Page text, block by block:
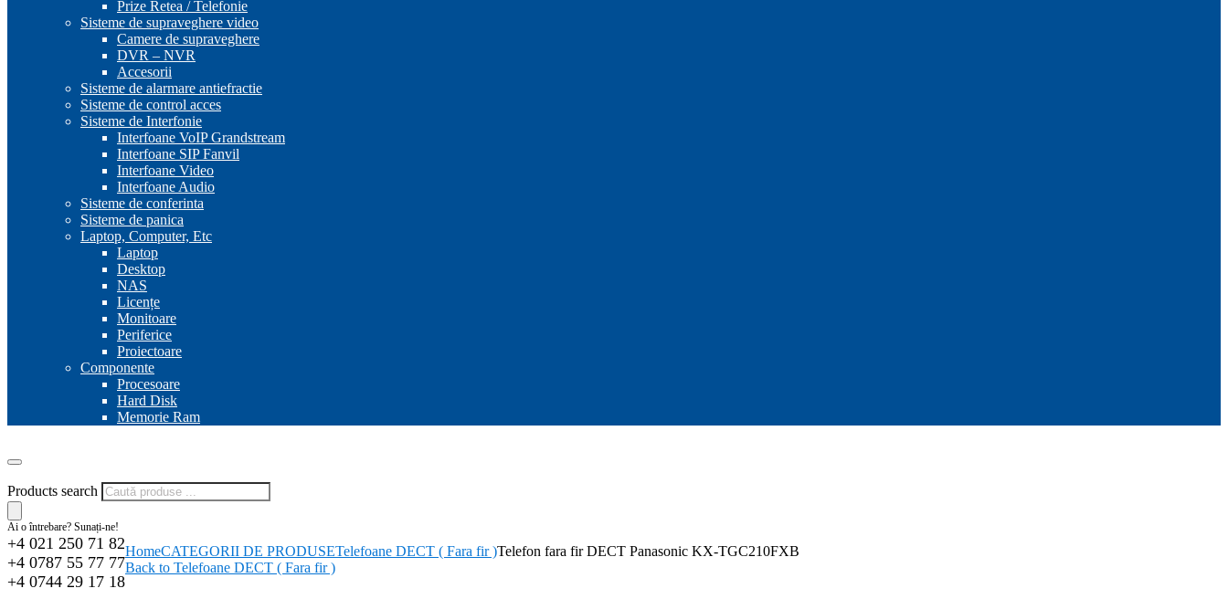
Prize Retea / Telefonie
Sisteme de supraveghere video
Camere de supraveghere
DVR – NVR
Accesorii
Sisteme de alarmare antiefractie
Sisteme de control acces
Sisteme de Interfonie
Interfoane VoIP Grandstream
Interfoane SIP Fanvil
Interfoane Video
Interfoane Audio
Sisteme de conferinta
Sisteme de panica
Laptop, Computer, Etc
Laptop
Desktop
NAS
Licențe
Monitoare
Periferice
Proiectoare
Componente
Procesoare
Hard Disk
Memorie Ram
Products search
Ai o întrebare? Sunați-ne!
+4 021 250 71 82
+4 0787 55 77 77
+4 0744 29 17 18
HomeCATEGORII DE PRODUSETelefoane DECT ( Fara fir )Telefon fara fir DECT Panasonic KX-TGC210FXB
Back to Telefoane DECT ( Fara fir )